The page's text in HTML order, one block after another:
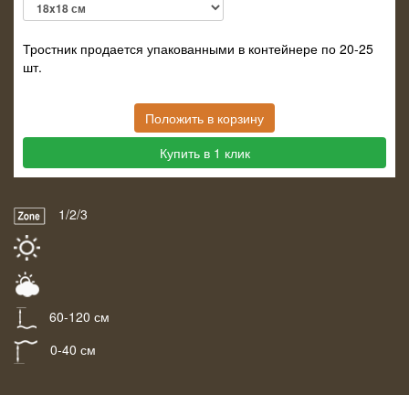
Тростник продается упакованными в контейнере по 20-25
шт.
Положить в корзину
Купить в 1 клик
1/2/3
60-120 см
0-40 см